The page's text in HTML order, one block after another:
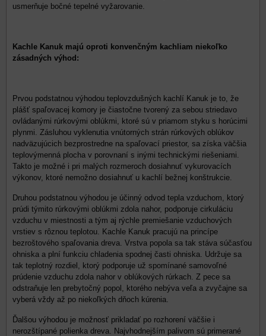
usmerňuje bočné tepelné vyžarovanie.
Kachle Kanuk majú oproti konvenčným kachliam niekoľko
zásadných výhod:
Prvou podstatnou výhodou teplovzdušných kachlí Kanuk je to, že
plášť spaľovacej komory je čiastočne tvorený za sebou striedavo
ovládanými rúrkovými oblúkmi, ktoré sú v priamom styku s horúcimi
plynmi. Zásluhou vyklenutia vnútorných strán rúrkových oblúkov
nadväzujúcich bezprostredne na spaľovací priestor, sa získa väčšia
teplovýmenná plocha v porovnaní s inými technickými riešeniami.
Takto je možné i pri malých rozmeroch dosiahnuť vykurovacích
výkonov, ktoré nemožno dosiahnuť u kachlí bežnej konštrukcie.
Druhou podstatnou výhodou je účinný odvod tepla vzduchom, ktorý
prúdi týmito rúrkovými oblúkmi zdola nahor, podporuje cirkuláciu
vzduchu v miestnosti a tým aj rýchle premiešanie vzduchových
vrstiev s rôznou teplotou. Kachle Kanuk pracujú na princípe
bezroštového spaľovania dreva. Vrstva popola sa tak stáva súčasťou
ohniska a plní funkciu chladenia spodnej časti ohniska. Udržuje sa
tak teplotný rozdiel, ktorý podporuje už spomínané samovoľné
prúdenie vzduchu zdola nahor v oblúkových rúrkach. Z pece sa
odstraňuje len prebytočný popol, ktorého nebýva veľa a zvyčajne sa
vyberá vždy až po niekoľkých dňoch kúrenia.
Ďalšou výhodou je možnosť prikladať po rozhorení väčšie i
nerozštípané polienka dreva. Najvhodnejším palivom sú primerané